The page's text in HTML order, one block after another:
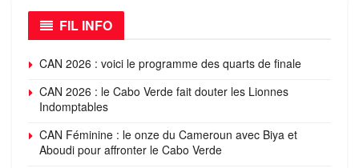
FIL INFO
CAN 2026 : voici le programme des quarts de finale
CAN 2026 : le Cabo Verde fait douter les Lionnes
Indomptables
CAN Féminine : le onze du Cameroun avec Biya et
Aboudi pour affronter le Cabo Verde